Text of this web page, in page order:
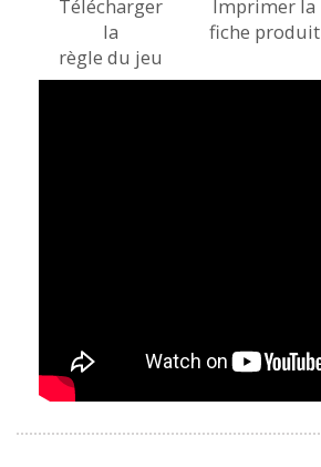
Télécharger
la
règle du jeu
Imprimer la
fiche produit